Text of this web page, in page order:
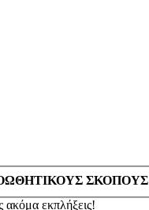
ΣΚΟΠΟΥΣ
ακόμα εκπλήξεις!